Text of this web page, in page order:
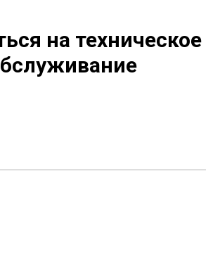
на техническое